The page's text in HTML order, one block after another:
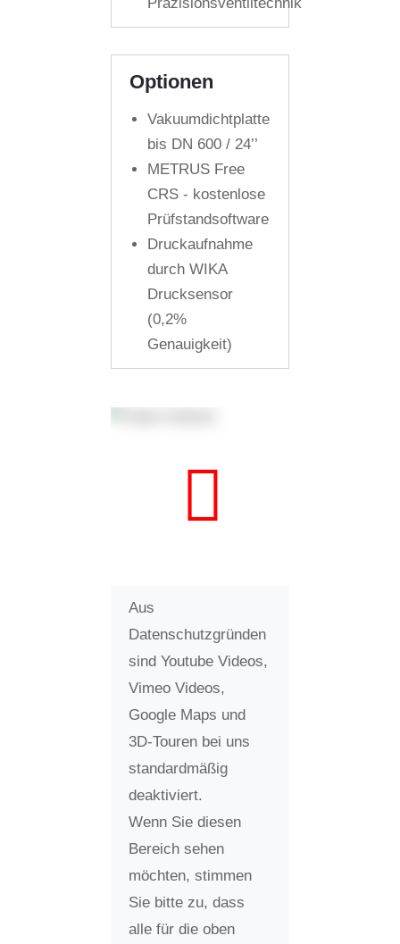
Optionen
Vakuumdichtplatte
bis DN 600 / 24’’
METRUS Free
CRS - kostenlose
Prüfstandsoftware
Druckaufnahme
durch WIKA
Drucksensor
(0,2%
Genauigkeit)
Aus
Datenschutzgründen
sind Youtube Videos,
Vimeo Videos,
Google Maps und
3D-Touren bei uns
standardmäßig
deaktiviert.
Wenn Sie diesen
Bereich sehen
möchten, stimmen
Sie bitte zu, dass
alle für die oben